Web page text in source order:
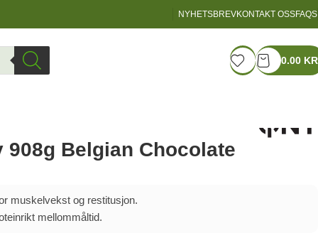
NYHETSBREVKONTAKT OSSFAQS
0.00 KR
908g Belgian Chocolate
muskelvekst og restitusjon.
mellommåltid.